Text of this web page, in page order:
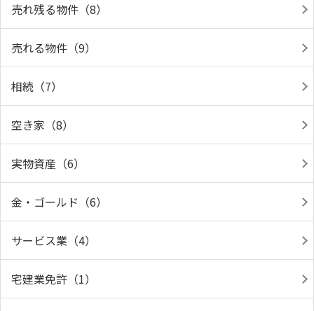
売れ残る物件（8）
売れる物件（9）
相続（7）
空き家（8）
実物資産（6）
金・ゴールド（6）
サービス業（4）
宅建業免許（1）